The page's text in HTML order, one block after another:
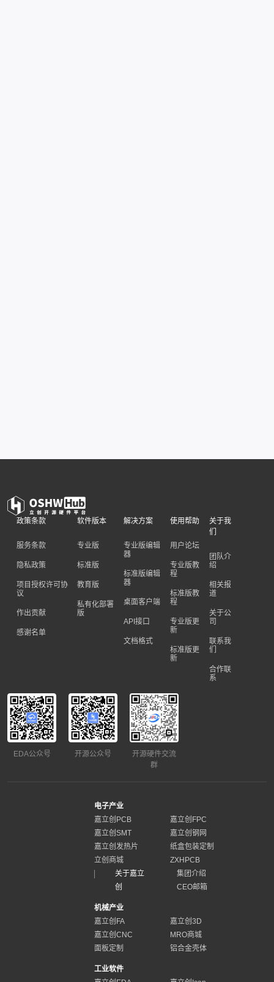
政策条款
服务条款
隐私政策
项目授权许可协
议
作出贡献
感谢名单
软件版本
专业版
标准版
教育版
私有化部署
版
解决方案
专业版编辑
器
标准版编辑
器
桌面客户端
API接口
文档格式
使用帮助
用户论坛
专业版教
程
标准版教
程
专业版更
新
标准版更
新
关于我
们
团队介
绍
相关报
道
关于公
司
联系我
们
合作联
系
EDA公众号 开源公众号
开源硬件交流
群
电子产业
嘉立创PCB
嘉立创FPC
嘉立创SMT
嘉立创钢网
嘉立创发热片
纸盒包装定制
立创商城
ZXHPCB
关于嘉立
创
集团介绍
CEO邮箱
机械产业
嘉立创FA
嘉立创3D
嘉立创CNC
MRO商城
面板定制
铝合金壳体
工业软件